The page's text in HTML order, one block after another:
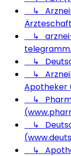
↳
↳
↳
↳
Apotheker
↳
↳
↳